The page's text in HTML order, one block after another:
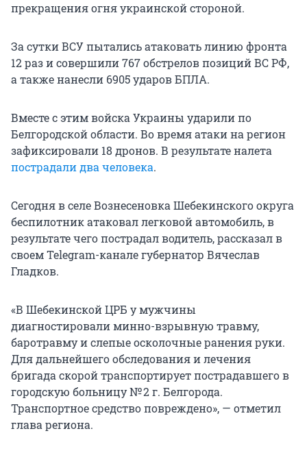
прекращения огня украинской стороной.
За сутки ВСУ пытались атаковать линию фронта
12 раз и совершили 767 обстрелов позиций ВС РФ,
а также нанесли 6905 ударов БПЛА.
Вместе с этим войска Украины ударили по
Белгородской области. Во время атаки на регион
зафиксировали 18 дронов. В результате налета
пострадали два человека.
Сегодня в селе Вознесеновка Шебекинского округа
беспилотник атаковал легковой автомобиль, в
результате чего пострадал водитель, рассказал в
своем Telegram-канале губернатор Вячеслав
Гладков.
«В Шебекинской ЦРБ у мужчины
диагностировали минно-взрывную травму,
баротравму и слепые осколочные ранения руки.
Для дальнейшего обследования и лечения
бригада скорой транспортирует пострадавшего в
городскую больницу № 2 г. Белгорода.
Транспортное средство повреждено», — отметил
глава региона.